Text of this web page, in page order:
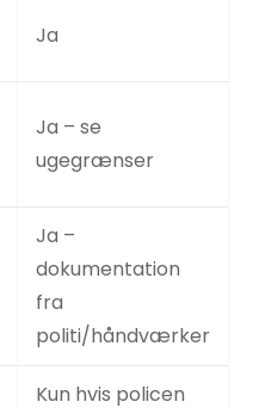
Ja
Ja – se
ugegrænser
Ja –
dokumentation
fra
politi/håndværker
Kun hvis policen